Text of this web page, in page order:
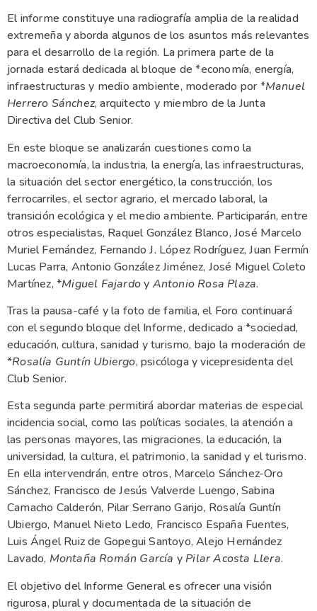
El informe constituye una radiografía amplia de la realidad
extremeña y aborda algunos de los asuntos más relevantes
para el desarrollo de la región. La primera parte de la
jornada estará dedicada al bloque de *economía, energía,
infraestructuras y medio ambiente, moderado por *Manuel
Herrero Sánchez, arquitecto y miembro de la Junta
Directiva del Club Senior.
En este bloque se analizarán cuestiones como la
macroeconomía, la industria, la energía, las infraestructuras,
la situación del sector energético, la construcción, los
ferrocarriles, el sector agrario, el mercado laboral, la
transición ecológica y el medio ambiente. Participarán, entre
otros especialistas, Raquel González Blanco, José Marcelo
Muriel Fernández, Fernando J. López Rodríguez, Juan Fermín
Lucas Parra, Antonio González Jiménez, José Miguel Coleto
Martínez, *Miguel Fajardoy Antonio Rosa Plaza.
Tras la pausa-café y la foto de familia, el Foro continuará
con el segundo bloque del Informe, dedicado a *sociedad,
educación, cultura, sanidad y turismo, bajo la moderación de
*Rosalía Guntín Ubiergo, psicóloga y vicepresidenta del
Club Senior.
Esta segunda parte permitirá abordar materias de especial
incidencia social, como las políticas sociales, la atención a
las personas mayores, las migraciones, la educación, la
universidad, la cultura, el patrimonio, la sanidad y el turismo.
En ella intervendrán, entre otros, Marcelo Sánchez-Oro
Sánchez, Francisco de Jesús Valverde Luengo, Sabina
Camacho Calderón, Pilar Serrano Garijo, Rosalía Guntín
Ubiergo, Manuel Nieto Ledo, Francisco España Fuentes,
Luis Ángel Ruiz de Gopegui Santoyo, Alejo Hernández
Lavado, Montaña Román García y Pilar Acosta Llera.
El objetivo del Informe General es ofrecer una visión
rigurosa, plural y documentada de la situación de